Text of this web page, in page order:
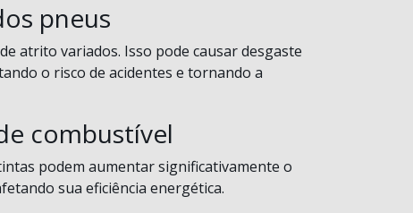
pneus
atrito variados. Isso pode causar desgaste
o risco de acidentes e tornando a
combustível
podem aumentar significativamente o
sua eficiência energética.